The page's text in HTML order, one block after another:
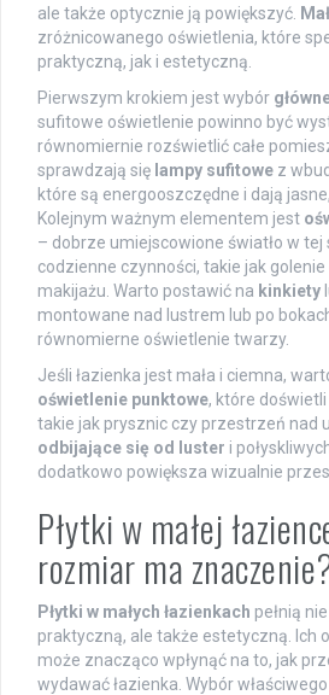
ale także optycznie ją powiększyć.
zróżnicowanego oświetlenia, które
praktyczną, jak i estetyczną.
Pierwszym krokiem jest wybór
sufitowe oświetlenie powinno być
równomiernie rozświetlić całe
sprawdzają się lampy sufitowe z
które są energooszczędne i dają
Kolejnym ważnym elementem jest
– dobrze umiejscowione światło w tej
codzienne czynności, takie jak golenie
makijażu. Warto postawić na kinkiety
montowane nad lustrem lub po
równomierne oświetlenie twarzy.
Jeśli łazienka jest mała i ciemna,
oświetlenie punktowe, które
takie jak prysznic czy przestrzeń nad
odbijające się od luster i
dodatkowo powiększa wizualnie
Płytki w małej
rozmiar ma
Płytki w małych łazienkach pełnią
praktyczną, ale także estetyczną. Ich
może znacząco wpłynąć na to, jak
wydawać łazienka. Wybór